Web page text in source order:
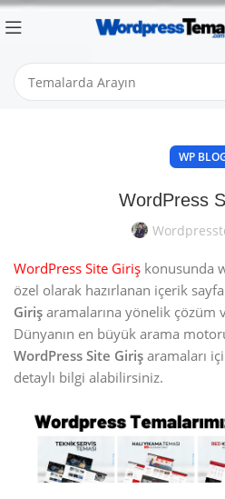
WP
WordPress
WordPress Site Giriş konusunda
özel olarak hazırlanan içerik
Giriş aramalarına yönelik çözüm
Dünyanın en büyük arama
WordPress Site Giriş aramaları
detaylı bilgi alabilirsiniz.